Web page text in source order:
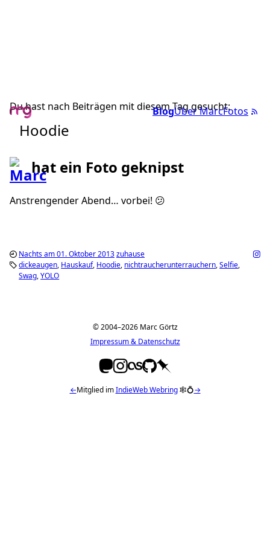
BlogÜber MarcFotos
Du hast nach Beiträgen mit diesem Tag gesucht:
Hoodie
hat ein Foto geknipst
Anstrengender Abend… vorbei! 😕
Nachts am 01. Oktober 2013zuhause
dickeaugen Hauskauf Hoodie nichtraucherunterrauchern Selfie
Swag YOLO
© 2004–2026 Marc Görtz
Impressum & Datenschutz
←Mitglied imIndieWeb Webring🕸💍→